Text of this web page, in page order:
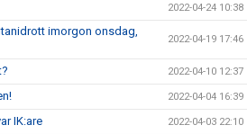
2022-04-24 10:38
imorgon onsdag,
2022-04-19 17:46
2022-04-10 12:37
2022-04-04 16:39
IK:are 2022-04-03 22:10